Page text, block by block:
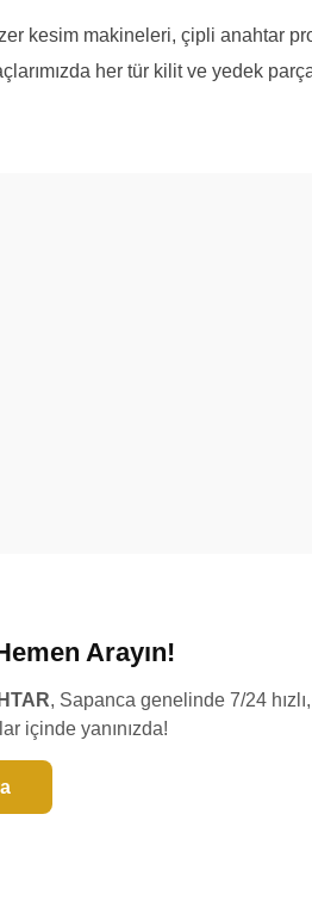
kesim makineleri, çipli anahtar
her tür kilit ve yedek
Arayın!
, Sapanca genelinde 7/24
içinde yanınızda!